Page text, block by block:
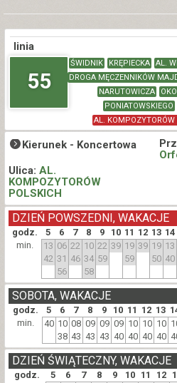
linia
55
ŚWIDNIK KRĘPIECKA AL.
DROGA MĘCZENNIKÓW
NARUTOWICZA
PONIATOWSKIEGO
AL. KOMPOZYTORÓW
Kierunek - Koncertowa
Ulica: AL.
KOMPOZYTORÓW
POLSKICH
godz. 5 6 7 8 9 10 11 12 13 14
DZIEŃ POWSZEDNI, WAKACJE
min.
13
42
06
31
56
22
46
10
34
58
22
59
39 19
59
39 19
50
13
40
godz. 5 6 7 8 9 10 11 12 13
SOBOTA, WAKACJE
min. 40 10
38
08
43
09
43
09
43
09
40
10
40
10
40
10
40
godz. 5 6 7 8 9 10 11 12
DZIEŃ ŚWIĄTECZNY, WAKACJE